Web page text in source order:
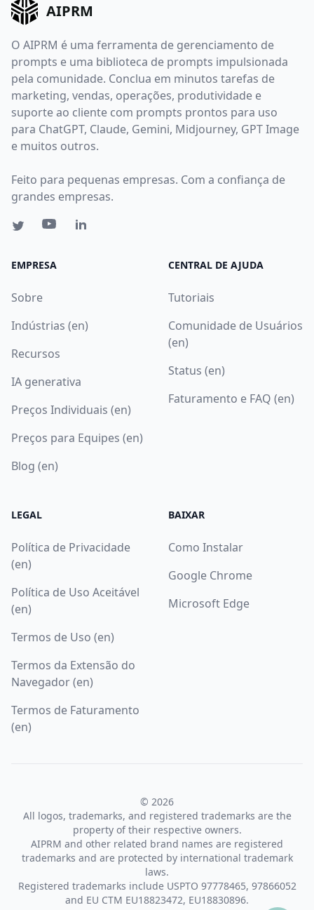
AIPRM
O AIPRM é uma ferramenta de gerenciamento de
prompts e uma biblioteca de prompts impulsionada
pela comunidade. Conclua em minutos tarefas de
marketing, vendas, operações, produtividade e
suporte ao cliente com prompts prontos para uso
para ChatGPT, Claude, Gemini, Midjourney, GPT Image
e muitos outros.
Feito para pequenas empresas. Com a confiança de
grandes empresas.
EMPRESA
Sobre
Indústrias (en)
Recursos
IA generativa
Preços Individuais (en)
Preços para Equipes (en)
Blog (en)
CENTRAL DE AJUDA
Tutoriais
Comunidade de Usuários
(en)
Status (en)
Faturamento e FAQ (en)
LEGAL
Política de Privacidade
(en)
Política de Uso Aceitável
(en)
Termos de Uso (en)
Termos da Extensão do
Navegador (en)
Termos de Faturamento
(en)
BAIXAR
Como Instalar
Google Chrome
Microsoft Edge
© 2026
All logos, trademarks, and registered trademarks are the
property of their respective owners.
AIPRM and other related brand names are registered
trademarks and are protected by international trademark
laws.
Registered trademarks include USPTO 97778465, 97866052
and EU CTM EU18823472, EU18830896.